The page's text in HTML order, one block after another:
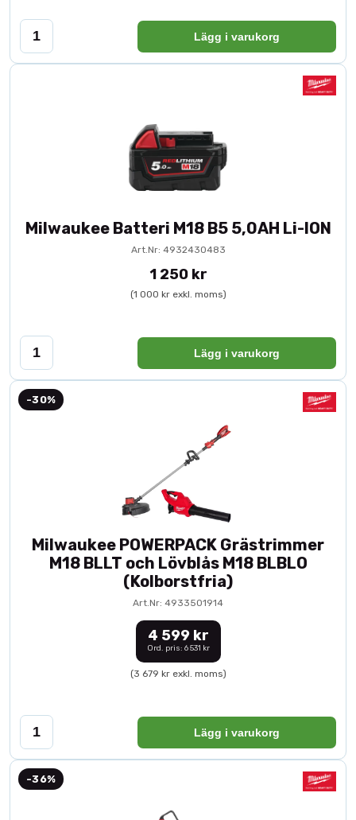
Lägg i varukorg
Milwaukee Batteri M18 B5 5,0AH Li-ION
Art.Nr: 4932430483
1 250 kr
(1 000 kr exkl. moms)
Lägg i varukorg
-30%
Milwaukee POWERPACK Grästrimmer
M18 BLLT och Lövblås M18 BLBLO
(Kolborstfria)
Art.Nr: 4933501914
4 599 kr
Ord. pris: 6 531 kr
(3 679 kr exkl. moms)
Lägg i varukorg
-36%